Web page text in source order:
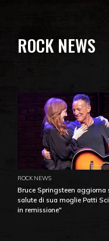
ROCK NEWS
ROCK NEWS
Bruce Springsteen aggiorna
salute di sua moglie Patti
in remissione"